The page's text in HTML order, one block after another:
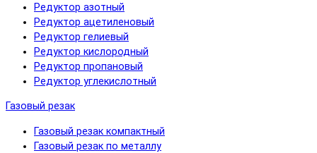
Редуктор азотный
Редуктор ацетиленовый
Редуктор гелиевый
Редуктор кислородный
Редуктор пропановый
Редуктор углекислотный
Газовый резак
Газовый резак компактный
Газовый резак по металлу